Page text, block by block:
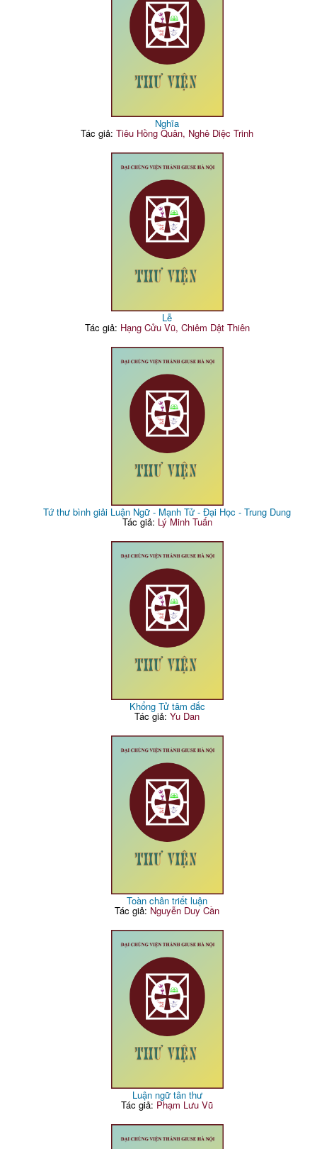
Nghĩa
Tác giả:Tiêu Hồng Quân, Nghê Diệc Trinh
Lễ
Tác giả: Hạng Cửu Vũ, Chiêm Dật Thiên
Tứ thư bình giải Luận Ngữ - Mạnh Tử - Đại Học - Trung Dung
Tác giả: Lý Minh Tuấn
Khổng Tử tâm đắc
Tác giả:Yu Dan
Toàn chân triết luận
Tác giả: Nguyễn Duy Cần
Luận ngữ tân thư
Tác giả: Phạm Lưu Vũ